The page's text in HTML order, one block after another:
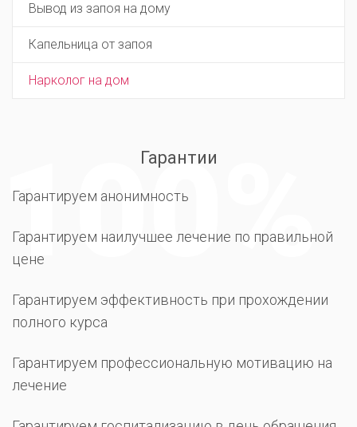
Вывод из запоя на дому
Капельница от запоя
Нарколог на дом
Гарантии
Гарантируем анонимность
Гарантируем наилучшее лечение по правильной
цене
Гарантируем эффективность при прохождении
полного курса
Гарантируем профессиональную мотивацию на
лечение